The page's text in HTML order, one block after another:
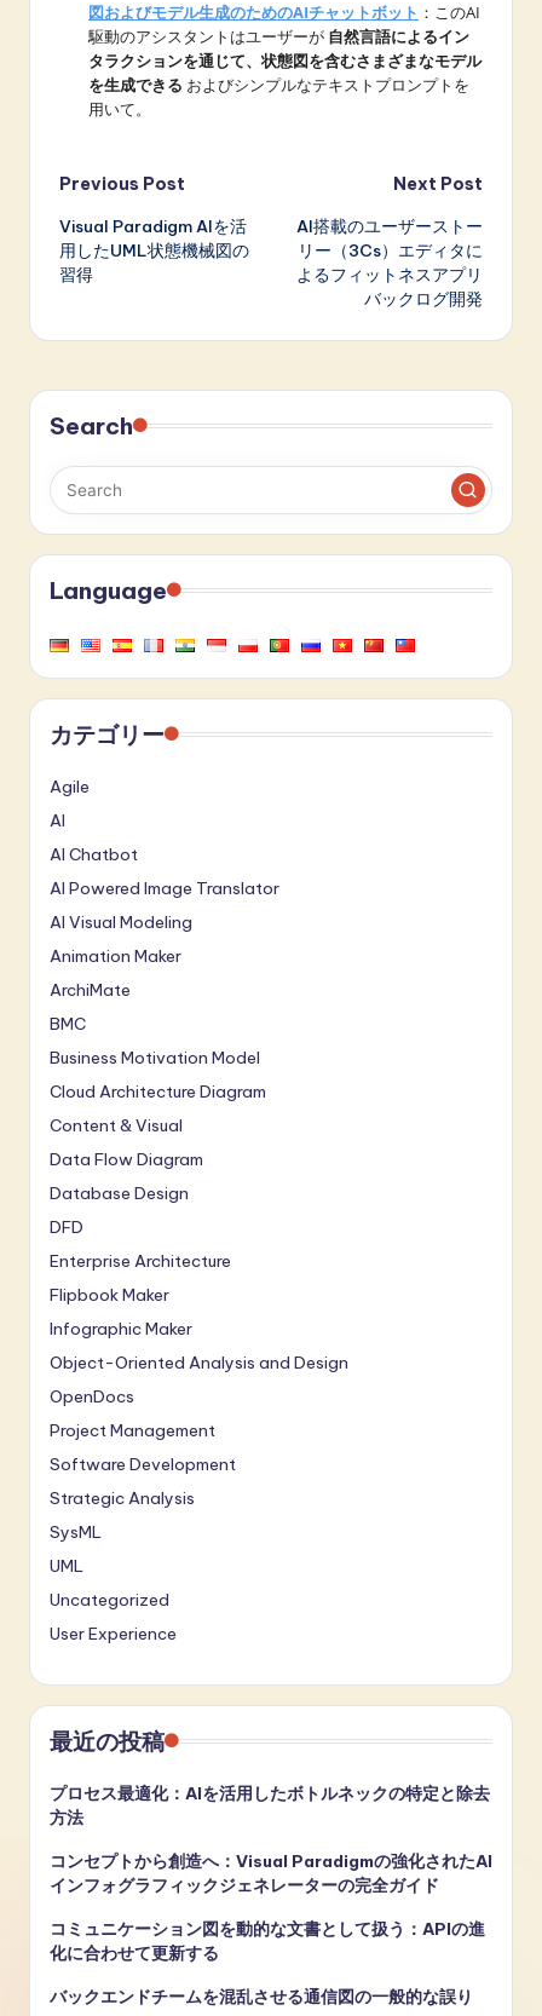
図およびモデル生成のためのAIチャットボット ：このAI
駆動のアシスタントはユーザーが 自然言語によるイン
タラクションを通じて、状態図を含むさまざまなモデル
を生成できる およびシンプルなテキストプロンプトを
用いて。
Post
navigation
Previous Post
Visual Paradigm AIを活
用したUML状態機械図の
習得
Next Post
AI搭載のユーザーストー
リー（3Cs）エディタに
よるフィットネスアプリ
バックログ開発
Search
Language
カテゴリー
Agile
AI
AI Chatbot
AI Powered Image Translator
AI Visual Modeling
Animation Maker
ArchiMate
BMC
Business Motivation Model
Cloud Architecture Diagram
Content & Visual
Data Flow Diagram
Database Design
DFD
Enterprise Architecture
Flipbook Maker
Infographic Maker
Object-Oriented Analysis and Design
OpenDocs
Project Management
Software Development
Strategic Analysis
SysML
UML
Uncategorized
User Experience
最近の投稿
プロセス最適化：AIを活用したボトルネックの特定と除去
方法
コンセプトから創造へ：Visual Paradigmの強化されたAI
インフォグラフィックジェネレーターの完全ガイド
コミュニケーション図を動的な文書として扱う：APIの進
化に合わせて更新する
バックエンドチームを混乱させる通信図の一般的な誤り